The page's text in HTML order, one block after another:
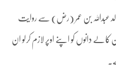
عبداللہ بن عمر (رض) سے روایت
دانوں کو اپنے اوپر لازم کرلو ان